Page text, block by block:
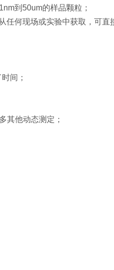
到50um的样品颗粒；
任何现场或实验中获取，可直
间；
其他动态测定；